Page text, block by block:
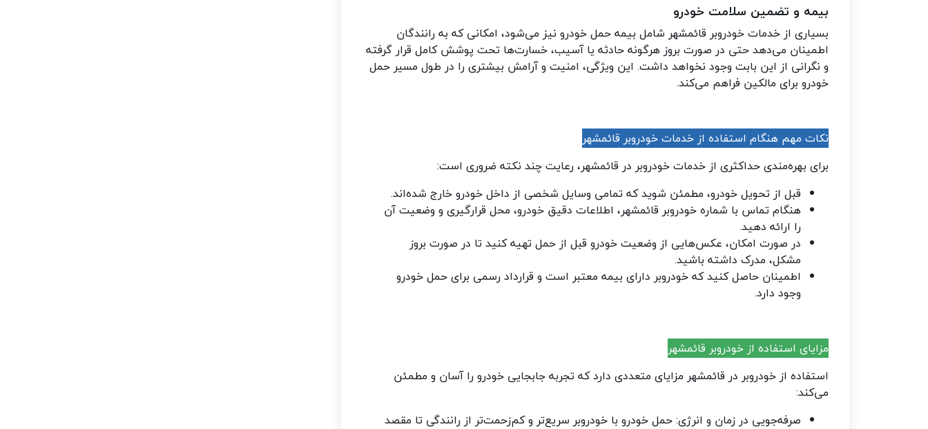
بیمه و تضمین سلامت خودرو
بسیاری از خدمات خودروبر قائمشهر شامل بیمه حمل خودرو نیز می‌شود، امکانی که به رانندگان
اطمینان می‌دهد حتی در صورت بروز هرگونه حادثه یا آسیب، خسارت‌ها تحت پوشش کامل قرار گرفته
و نگرانی از این بابت وجود نخواهد داشت. این ویژگی، امنیت و آرامش بیشتری را در طول مسیر حمل
خودرو برای مالکین فراهم می‌کند.
نکات مهم هنگام استفاده از خدمات خودروبر قائمشهر
برای بهره‌مندی حداکثری از خدمات خودروبر در قائمشهر، رعایت چند نکته ضروری است:
قبل از تحویل خودرو، مطمئن شوید که تمامی وسایل شخصی از داخل خودرو خارج شده‌اند.
هنگام تماس با شماره خودروبر قائمشهر، اطلاعات دقیق خودرو، محل قرارگیری و وضعیت آن
را ارائه دهید.
در صورت امکان، عکس‌هایی از وضعیت خودرو قبل از حمل تهیه کنید تا در صورت بروز
مشکل، مدرک داشته باشید.
اطمینان حاصل کنید که خودروبر دارای بیمه معتبر است و قرارداد رسمی برای حمل خودرو
وجود دارد.
مزایای استفاده از خودروبر قائمشهر
استفاده از خودروبر در قائمشهر مزایای متعددی دارد که تجربه جابجایی خودرو را آسان و مطمئن
می‌کند:
صرفه‌جویی در زمان و انرژی: حمل خودرو با خودروبر سریع‌تر و کم‌زحمت‌تر از رانندگی تا مقصد